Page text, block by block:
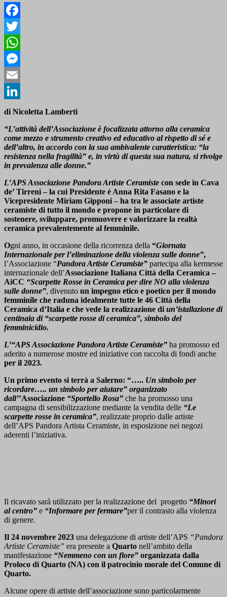
Facebook
Twitter
WhatsApp
Messenger
Email
LinkedIn
di Nicoletta Lamberti
“L’attività dell’Associazione è focalizzata attorno alla ceramica
come mezzo e strumento creativo ed educativo al rispetto di sé e
dell’altro, in accordo con la sua ambivalente caratteristica: “la
resistenza nella fragilità” e, in virtù di questa sua natura, si rivolge
in prevalenza alle donne.”
L’APS Associazione Pandora Artiste Ceramiste con sede in Cava
de’ Tirreni – la cui Presidente é Anna Rita Fasano e la
Vicepresidente Miriam Gipponi – ha tra le associate artiste
ceramiste di tutto il mondo e propone in particolare di
sostenere, sviluppare, promuovere e valorizzare la realtà
ceramica prevalentemente al femminile.
Ogni anno, in occasione della ricorrenza della “Giornata
Internazionale per l’eliminazione della violenza sulle donne”,
l’Associazione “Pandora Artiste Ceramiste” partecipa alla kermesse
internazionale dell’Associazione Italiana Città della Ceramica –
AiCC “Scarpette Rosse in Ceramica per dire NO alla violenza
sulle donne”, divenuto un impegno etico e poetico per il mondo
femminile che raduna idealmente tutte le 46 Città della
Ceramica d’Italia e che vede la realizzazione di un’istallazione di
centinaia di “scarpette rosse di ceramica”, simbolo del
femminicidio.
L’“APS Associazione Pandora Artiste Ceramiste” ha promosso ed
aderito a numerose mostre ed iniziative con raccolta di fondi anche
per il 2023.
Un primo evento si terrà a Salerno: “….. Un simbolo per
ricordare….. un simbolo per aiutare” organizzato
dall’’Associazione “Sportello Rosa” che ha promosso una
campagna di sensibilizzazione mediante la vendita delle “Le
scarpette rosse in ceramica”, realizzate proprio dalle artiste
dell’APS Pandora Artista Ceramiste, in esposizione nei negozi
aderenti l’iniziativa.
Il ricavato sarà utilizzato per la realizzazione del progetto “Minori
al centro” e “Informare per fermare”per il contrasto alla violenza
di genere.
Il 24 novembre 2023 una delegazione di artiste dell’APS “Pandora
Artiste Ceramiste” era presente a Quarto nell’ambito della
manifestazione “Nemmeno con un fiore” organizzata dalla
Proloco di Quarto (NA) con il patrocinio morale del Comune di
Quarto.
Alcune opere di artiste dell’associazione sono particolarmente